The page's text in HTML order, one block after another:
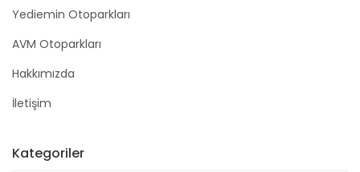
Yediemin Otoparkları
AVM Otoparkları
Hakkımızda
İletişim
Kategoriler